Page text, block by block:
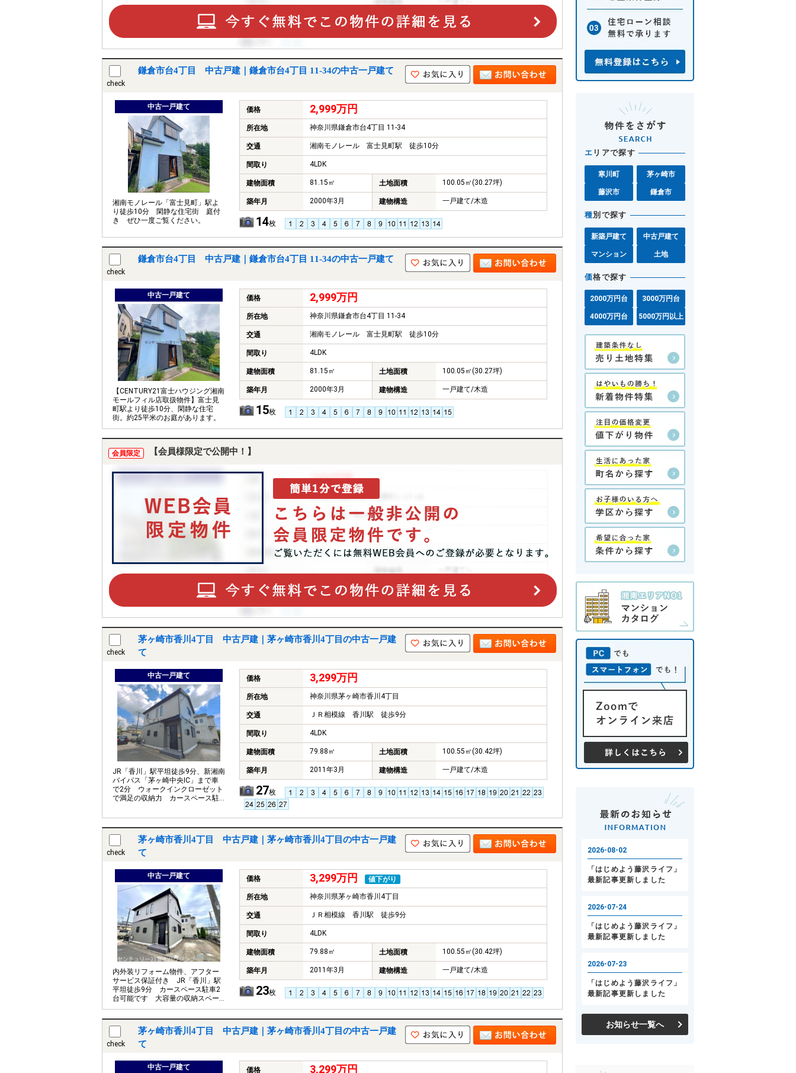
check
鎌倉市台4丁目 中古戸建｜鎌倉市台4丁目 11-34の中古一戸建て
中古一戸建て
湘南モノレール「富士見町」駅よ
り徒歩10分 閑静な住宅街 庭付
き ぜひ一度ご覧ください。
価格 2,999万円
所在地 神奈川県鎌倉市台4丁目 11-34
交通 湘南モノレール 富士見町駅 徒歩10分
間取り 4LDK
建物面積 81.15㎡ 土地面積 100.05㎡(30.27坪)
築年月 2000年3月 建物構造 一戸建て/木造
14枚
check
鎌倉市台4丁目 中古戸建｜鎌倉市台4丁目 11-34の中古一戸建て
中古一戸建て
【CENTURY21富士ハウジング湘南
モールフィル店取扱物件】富士見
町駅より徒歩10分、閑静な住宅
街。約25平米のお庭があります。
価格 2,999万円
所在地 神奈川県鎌倉市台4丁目 11-34
交通 湘南モノレール 富士見町駅 徒歩10分
間取り 4LDK
建物面積 81.15㎡ 土地面積 100.05㎡(30.27坪)
築年月 2000年3月 建物構造 一戸建て/木造
15枚
会員限定 【会員様限定で公開中！】
check
茅ヶ崎市香川4丁目 中古戸建｜茅ヶ崎市香川4丁目の中古一戸建
て
中古一戸建て
JR「香川」駅平坦徒歩9分、新湘南
バイパス「茅ヶ崎中央IC」まで車
で2分 ウォークインクローゼット
で満足の収納力 カースペース駐
価格 3,299万円
所在地 神奈川県茅ヶ崎市香川4丁目
交通 ＪＲ相模線 香川駅 徒歩9分
間取り 4LDK
建物面積 79.88㎡ 土地面積 100.55㎡(30.42坪)
築年月 2011年3月 建物構造 一戸建て/木造
27枚
check
茅ヶ崎市香川4丁目 中古戸建｜茅ヶ崎市香川4丁目の中古一戸建
て
中古一戸建て
内外装リフォーム物件、アフター
サービス保証付き JR「香川」駅
平坦徒歩9分 カースペース駐車2
台可能です 大容量の収納スペー
スで住空間もスッキリ広々
価格 3,299万円 値下がり
所在地 神奈川県茅ヶ崎市香川4丁目
交通 ＪＲ相模線 香川駅 徒歩9分
間取り 4LDK
建物面積 79.88㎡ 土地面積 100.55㎡(30.42坪)
築年月 2011年3月 建物構造 一戸建て/木造
23枚
check
茅ヶ崎市香川4丁目 中古戸建｜茅ヶ崎市香川4丁目の中古一戸建
て
中古一戸建て 価格 3,299万円
エ リアで探す
寒川町 茅ヶ崎市
藤沢市 鎌倉市
種別で探す
新築戸建て 中古戸建て
マンション 土地
価格で探す
2000万円台 3000万円台
4000万円台 5000万円以上
お知らせ一覧へ